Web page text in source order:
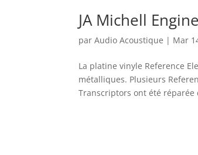
JA Michell
parAudio Acoustique | Mar
La platine vinyle Reference
métalliques. Plusieurs
Transcriptors ont été réparée